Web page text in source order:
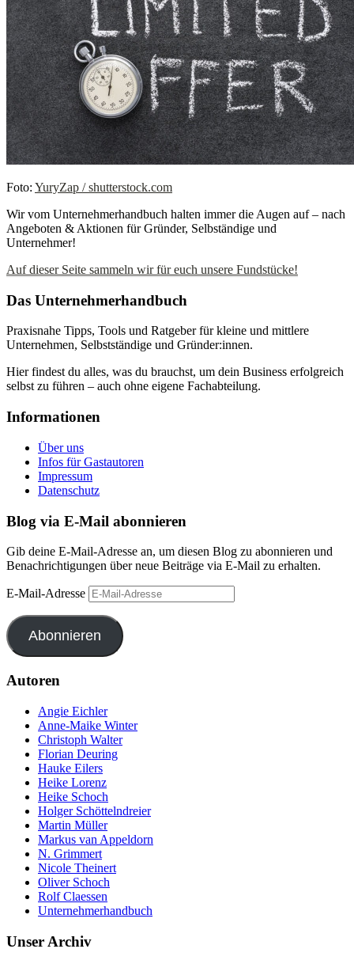
Foto: YuryZap / shutterstock.com
Wir vom Unternehmerhandbuch halten immer die Augen auf – nach
Angeboten & Aktionen für Gründer, Selbständige und
Unternehmer!
Auf dieser Seite sammeln wir für euch unsere Fundstücke!
Das Unternehmerhandbuch
Praxisnahe Tipps, Tools und Ratgeber für kleine und mittlere
Unternehmen, Selbstständige und Gründer:innen.
Hier findest du alles, was du brauchst, um dein Business erfolgreich
selbst zu führen – auch ohne eigene Fachabteilung.
Informationen
Über uns
Infos für Gastautoren
Impressum
Datenschutz
Blog via E-Mail abonnieren
Gib deine E-Mail-Adresse an, um diesen Blog zu abonnieren und
Benachrichtigungen über neue Beiträge via E-Mail zu erhalten.
E-Mail-Adresse
Abonnieren
Autoren
Angie Eichler
Anne-Maike Winter
Christoph Walter
Florian Deuring
Hauke Eilers
Heike Lorenz
Heike Schoch
Holger Schöttelndreier
Martin Müller
Markus van Appeldorn
N. Grimmert
Nicole Theinert
Oliver Schoch
Rolf Claessen
Unternehmerhandbuch
Unser Archiv